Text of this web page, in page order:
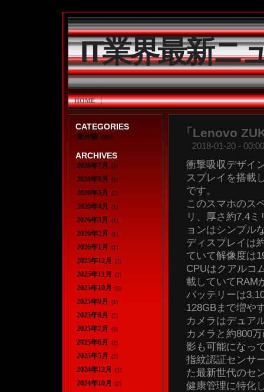
IT業界最新ニ
HOME
「Lenovo
2018-01-20 -
衝撃吸収デザイ
スプレイを搭載
です。
このスマホのス
リ、厚さ約7.4
ョンはシンプル
ディスプレイは
ていて解像度は
CPUはクアルコ
載していてRAM
バッテリーは
128GBまで増や
カメラはデュア
カメラと約800
影も可能になっ
指紋認証センサ
た最新世代のセ
健康管理に特化
CATEGORIES
未分類 (308)
ARCHIVES
2026年7月 (1)
2026年6月 (1)
2026年5月 (2)
2026年4月 (1)
2026年3月 (1)
2026年2月 (1)
2026年1月 (1)
2025年12月 (1)
2025年11月 (2)
2025年10月 (3)
2025年9月 (1)
2025年8月 (2)
2025年7月 (3)
2025年6月 (2)
2025年5月 (2)
2024年12月 (1)
2024年10月 (2)